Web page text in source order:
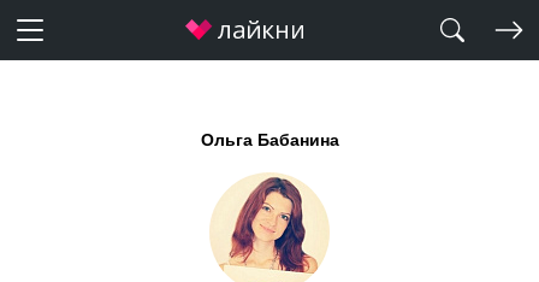
Ольга Бабанина